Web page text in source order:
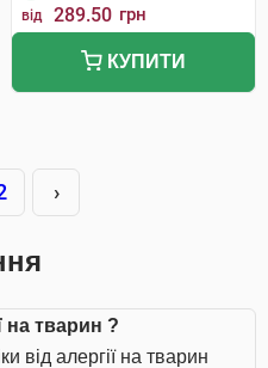
від 289.50 грн
КУПИТИ
›
на тварин ?
від алергії на тварин